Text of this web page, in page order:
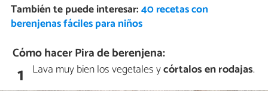
También te puede interesar:40 recetas con
berenjenas fáciles para niños
Cómo hacer Pira de berenjena:
1 Lava muy bien los vegetales ycórtalos en rodajas.